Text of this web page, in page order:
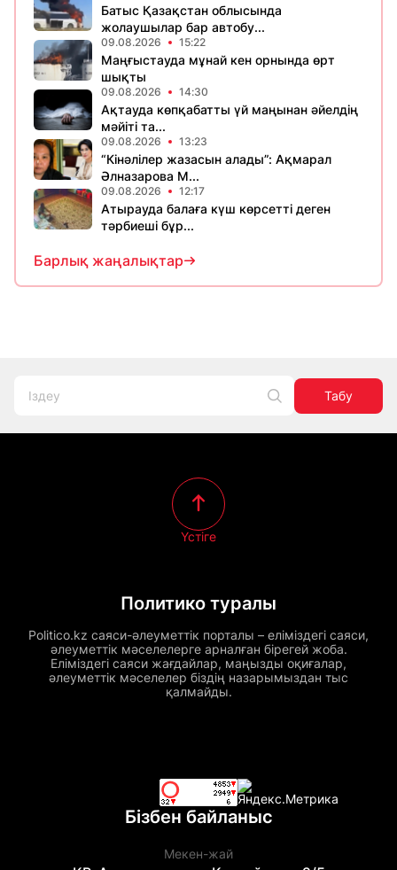
Батыс Қазақстан облысында
жолаушылар бар автобу...
09.08.2026 15:22
Маңғыстауда мұнай кен орнында өрт
шықты
09.08.2026 14:30
Ақтауда көпқабатты үй маңынан әйелдің
мәйіті та...
09.08.2026 13:23
“Кінәлілер жазасын алады”: Ақмарал
Әлназарова М...
09.08.2026 12:17
Атырауда балаға күш көрсетті деген
тәрбиеші бұр...
Барлық жаңалықтар
Табу
Политико туралы
Politico.kz саяси-әлеуметтік порталы – еліміздегі саяси,
әлеуметтік мәселелерге арналған бірегей жоба.
Еліміздегі саяси жағдайлар, маңызды оқиғалар,
әлеуметтік мәселелер біздің назарымыздан тыс
қалмайды.
Үстіге
Бізбен байланыс
Мекен-жай